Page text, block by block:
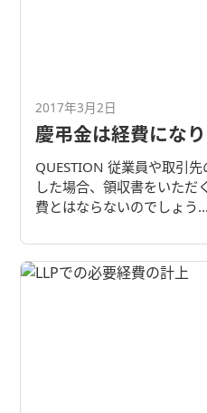
2017年3月2日
慶弔金は経費にな
QUESTION 従業員や取引
した場合、領収書をいただ
費とはならないのでしょう…